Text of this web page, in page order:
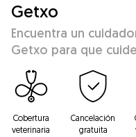
Getxo
Encuentra un
Getxo para que
Cobertura
veterinaria
Cancelación
gratuita